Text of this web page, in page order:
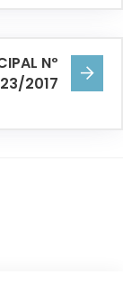
Nº
2017